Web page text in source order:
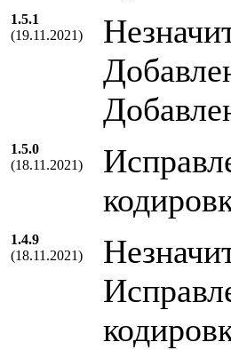
1.5.1
(19.11.2021)
1.5.0
(18.11.2021)
1.4.9
(18.11.2021)